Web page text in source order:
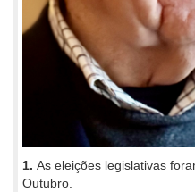
1. As eleições legislativas
Outubro.